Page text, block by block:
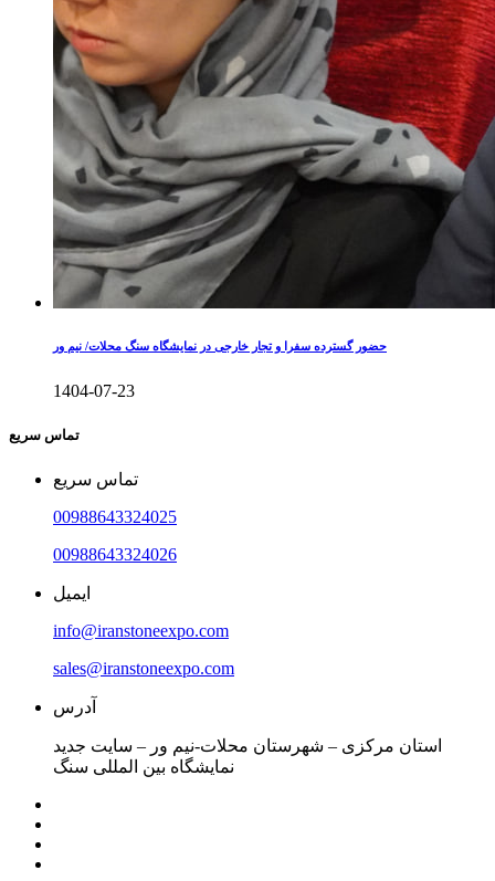
حضور گسترده سفرا و تجار خارجی در نمایشگاه سنگ محلات/ نیم ور
1404-07-23
تماس سریع
تماس سریع
00988643324025
00988643324026
ایمیل
info@iranstoneexpo.com
sales@iranstoneexpo.com
آدرس
استان مرکزی – شهرستان محلات-نیم ور – سایت جدید
نمایشگاه بین المللی سنگ